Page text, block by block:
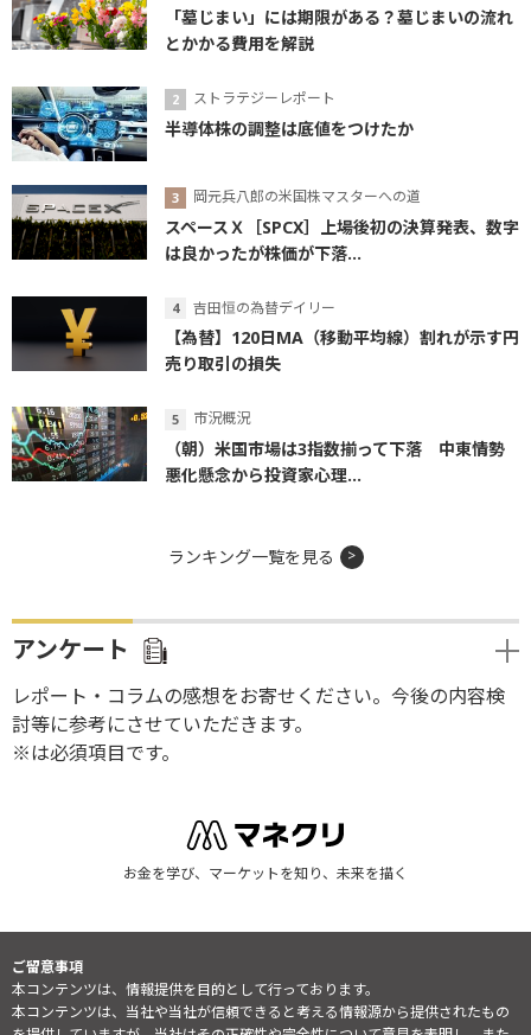
「墓じまい」には期限がある？墓じまいの流れ
とかかる費用を解説
ストラテジーレポート
半導体株の調整は底値をつけたか
岡元兵八郎の米国株マスターへの道
スペースＸ［SPCX］上場後初の決算発表、数字
は良かったが株価が下落...
吉田恒の為替デイリー
【為替】120日MA（移動平均線）割れが示す円
売り取引の損失
市況概況
（朝）米国市場は3指数揃って下落 中東情勢
悪化懸念から投資家心理...
ランキング一覧を見る
アンケート
レポート・コラムの感想をお寄せください。今後の内容検
討等に参考にさせていただきます。
※は必須項目です。
お金を学び、マーケットを知り、未来を描く
ご留意事項
本コンテンツは、情報提供を目的として行っております。
本コンテンツは、当社や当社が信頼できると考える情報源から提供されたもの